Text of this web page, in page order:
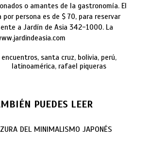
o amantes de la gastronomía. El
persona es de $ 70, para reservar
a Jardín de Asia 342-1000. La
encuentros, santa cruz, bolivia, perú,
latinoamérica, rafael piqueras
PUEDES LEER
DEL MINIMALISMO JAPONÉS